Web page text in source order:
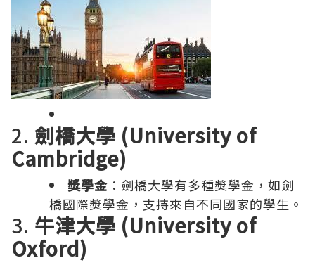
2. 劍橋大學 (University of
Cambridge)
獎學金 ：劍橋大學有多種獎學金，如劍
橋國際獎學金，支持來自不同國家的學生。
3. 牛津大學 (University of
Oxford)